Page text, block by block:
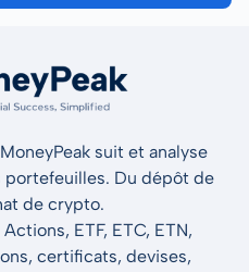
suit et analyse
Du dépôt de
de crypto.
ETF, ETC, ETN,
certificats, devises,